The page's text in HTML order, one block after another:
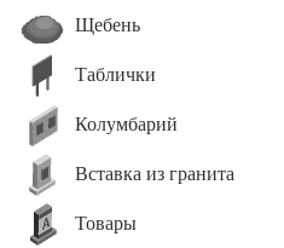
Щебень
Таблички
Колумбарий
Вставка из гранита
Товары